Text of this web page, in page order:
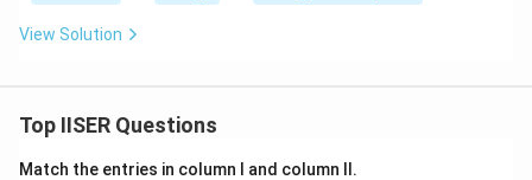
View Solution
Top IISER Questions
Match the entries in column I and column II.